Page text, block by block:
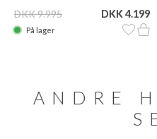
DKK 9.995 DKK 4.199
På lager
ANDRE